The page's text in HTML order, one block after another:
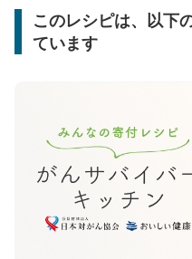
このレシピは、以下
ています